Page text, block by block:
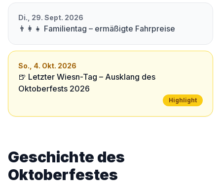
Di., 29. Sept. 2026
👨‍👩‍👧 Familientag – ermäßigte Fahrpreise
So., 4. Okt. 2026
🍺 Letzter Wiesn-Tag – Ausklang des
Oktoberfests 2026
Highlight
Geschichte des
Oktoberfestes